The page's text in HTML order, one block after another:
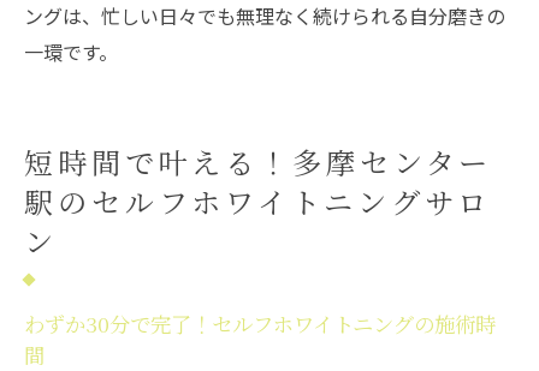
ングは、忙しい日々でも無理なく続けられる自分磨きの
一環です。
短時間で叶える！多摩センター
駅のセルフホワイトニングサロ
ン
わずか30分で完了！セルフホワイトニングの施術時
間